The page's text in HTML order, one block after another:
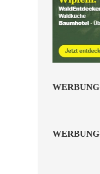
WERBUNG
WERBUNG